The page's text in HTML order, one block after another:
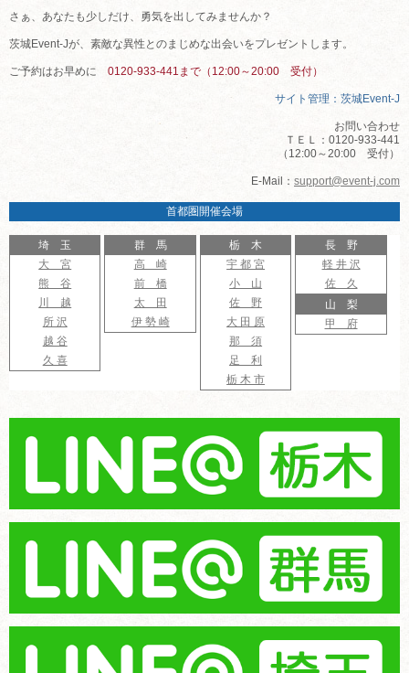
さぁ、あなたも少しだけ、勇気を出してみませんか？
茨城Event-Jが、素敵な異性とのまじめな出会いをプレゼントします。
ご予約はお早めに 0120-933-441まで（12:00～20:00 受付）
サイト管理：茨城Event-J
お問い合わせ
ＴＥＬ：0120-933-441
（12:00～20:00 受付）
E-Mail： support@event-j.com
首都圏開催会場
埼 玉
大 宮
熊 谷
川 越
所 沢
越 谷
久 喜
群 馬
高 崎
前 橋
太 田
伊 勢 崎
栃 木
宇 都 宮
小 山
佐 野
大 田 原
那 須
足 利
栃 木 市
長 野
軽 井 沢
佐 久
山 梨
甲 府